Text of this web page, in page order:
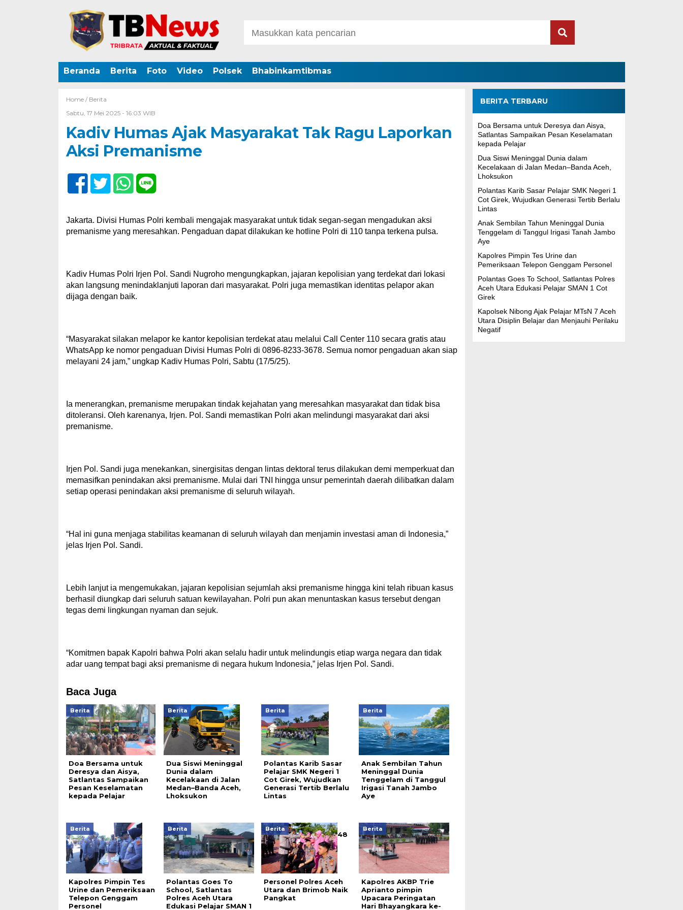
Beranda Berita Foto Video Polsek Bhabinkamtibmas
Home / Berita
Sabtu, 17 Mei 2025 - 16:03 WIB
Kadiv Humas Ajak Masyarakat Tak Ragu Laporkan
Aksi Premanisme
Jakarta. Divisi Humas Polri kembali mengajak masyarakat untuk tidak segan-segan mengadukan aksi
premanisme yang meresahkan. Pengaduan dapat dilakukan ke hotline Polri di 110 tanpa terkena pulsa.
Kadiv Humas Polri Irjen Pol. Sandi Nugroho mengungkapkan, jajaran kepolisian yang terdekat dari lokasi
akan langsung menindaklanjuti laporan dari masyarakat. Polri juga memastikan identitas pelapor akan
dijaga dengan baik.
“Masyarakat silakan melapor ke kantor kepolisian terdekat atau melalui Call Center 110 secara gratis atau
WhatsApp ke nomor pengaduan Divisi Humas Polri di 0896-8233-3678. Semua nomor pengaduan akan siap
melayani 24 jam,” ungkap Kadiv Humas Polri, Sabtu (17/5/25).
Ia menerangkan, premanisme merupakan tindak kejahatan yang meresahkan masyarakat dan tidak bisa
ditoleransi. Oleh karenanya, Irjen. Pol. Sandi memastikan Polri akan melindungi masyarakat dari aksi
premanisme.
Irjen Pol. Sandi juga menekankan, sinergisitas dengan lintas dektoral terus dilakukan demi memperkuat dan
memasifkan penindakan aksi premanisme. Mulai dari TNI hingga unsur pemerintah daerah dilibatkan dalam
setiap operasi penindakan aksi premanisme di seluruh wilayah.
“Hal ini guna menjaga stabilitas keamanan di seluruh wilayah dan menjamin investasi aman di Indonesia,”
jelas Irjen Pol. Sandi.
Lebih lanjut ia mengemukakan, jajaran kepolisian sejumlah aksi premanisme hingga kini telah ribuan kasus
berhasil diungkap dari seluruh satuan kewilayahan. Polri pun akan menuntaskan kasus tersebut dengan
tegas demi lingkungan nyaman dan sejuk.
“Komitmen bapak Kapolri bahwa Polri akan selalu hadir untuk melindungis etiap warga negara dan tidak
adar uang tempat bagi aksi premanisme di negara hukum Indonesia,” jelas Irjen Pol. Sandi.
Baca Juga
Berita
Doa Bersama untuk
Deresya dan Aisya,
Satlantas Sampaikan
Pesan Keselamatan
kepada Pelajar
Berita
Dua Siswi Meninggal
Dunia dalam
Kecelakaan di Jalan
Medan–Banda Aceh,
Lhoksukon
Berita
Polantas Karib Sasar
Pelajar SMK Negeri 1
Cot Girek, Wujudkan
Generasi Tertib Berlalu
Lintas
Berita
Anak Sembilan Tahun
Meninggal Dunia
Tenggelam di Tanggul
Irigasi Tanah Jambo
Aye
Berita
Kapolres Pimpin Tes
Urine dan Pemeriksaan
Telepon Genggam
Personel
Berita
Polantas Goes To
School, Satlantas
Polres Aceh Utara
Edukasi Pelajar SMAN 1
Berita
48
Personel Polres Aceh
Utara dan Brimob Naik
Pangkat
Berita
Kapolres AKBP Trie
Aprianto pimpin
Upacara Peringatan
Hari Bhayangkara ke-
BERITA TERBARU
Doa Bersama untuk Deresya dan Aisya,
Satlantas Sampaikan Pesan Keselamatan
kepada Pelajar
Dua Siswi Meninggal Dunia dalam
Kecelakaan di Jalan Medan–Banda Aceh,
Lhoksukon
Polantas Karib Sasar Pelajar SMK Negeri 1
Cot Girek, Wujudkan Generasi Tertib Berlalu
Lintas
Anak Sembilan Tahun Meninggal Dunia
Tenggelam di Tanggul Irigasi Tanah Jambo
Aye
Kapolres Pimpin Tes Urine dan
Pemeriksaan Telepon Genggam Personel
Polantas Goes To School, Satlantas Polres
Aceh Utara Edukasi Pelajar SMAN 1 Cot
Girek
Kapolsek Nibong Ajak Pelajar MTsN 7 Aceh
Utara Disiplin Belajar dan Menjauhi Perilaku
Negatif